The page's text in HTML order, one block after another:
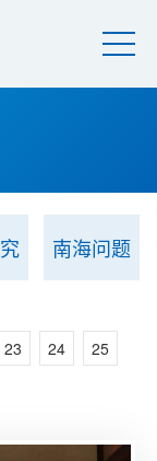
南海问题
23 24
25